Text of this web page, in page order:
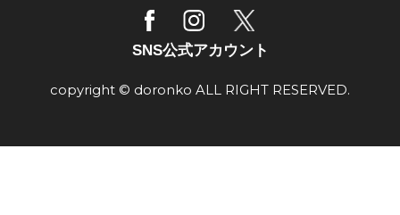
copyright © doronko ALL RIGHT RESERVED.
SNS公式アカウント